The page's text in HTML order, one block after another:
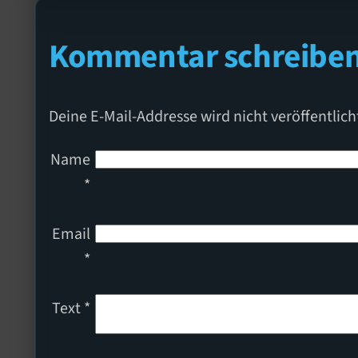
Kommentar
Deine E-Mail-Addresse wird nicht
Name
*
Email
*
Text*